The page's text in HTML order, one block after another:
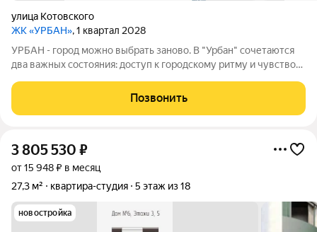
улица Котовского
ЖК «УРБАН», 1 квартал 2028
УРБАН - город можно выбрать заново. В "Урбан" сочетаются
два важных состояния: доступ к городскому ритму и чувство
удобная городская база: понятные маршруты, близость
инфраструктуры,
Позвонить
3 805 530 ₽
от 15 948 ₽ в месяц
27,3 м²
квартира-студия 5 этаж из 18
новостройка